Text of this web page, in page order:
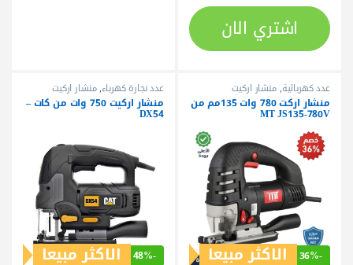
اشتري الان
عدد كهربائية,منشار اركيت
منشار اركت 780 وات 135مم من
MT JS135-780V
-
36% الاكثر مبيعا
عدد نجارة كهرباء,منشار اركيت
منشار اركيت 750 وات من كات –
DX54
-
48% الاكثر مبيعا